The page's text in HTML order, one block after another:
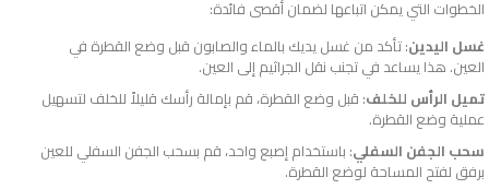
الخطوات التي يمكن اتباعها لضمان أقصى فائدة:
غسل اليدين: تأكد من غسل يديك بالماء والصابون قبل وضع القطرة في
العين. هذا يساعد في تجنب نقل الجراثيم إلى العين.
تميل الرأس للخلف: قبل وضع القطرة، قم بإمالة رأسك قليلاً للخلف لتسهيل
عملية وضع القطرة.
سحب الجفن السفلي: باستخدام إصبع واحد، قم بسحب الجفن السفلي للعين
برفق لفتح المساحة لوضع القطرة.